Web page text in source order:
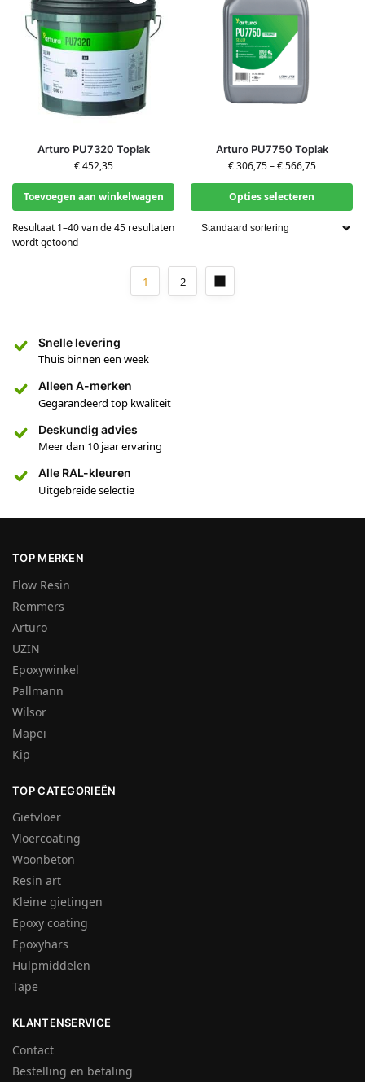
Arturo PU7320 Toplak
€452,35
Toevoegen aan winkelwagen
Arturo PU7750 Toplak
€306,75–€566,75
Opties selecteren
Resultaat 1–40 van de 45 resultaten
wordt getoond
1 2
Snelle levering
Thuis binnen een week
Alleen A-merken
Gegarandeerd top kwaliteit
Deskundig advies
Meer dan 10 jaar ervaring
Alle RAL-kleuren
Uitgebreide selectie
TOP MERKEN
Flow Resin
Remmers
Arturo
UZIN
Epoxywinkel
Pallmann
Wilsor
Mapei
Kip
TOP CATEGORIEËN
Gietvloer
Vloercoating
Woonbeton
Resin art
Kleine gietingen
Epoxy coating
Epoxyhars
Hulpmiddelen
Tape
KLANTENSERVICE
Contact
Bestelling en betaling